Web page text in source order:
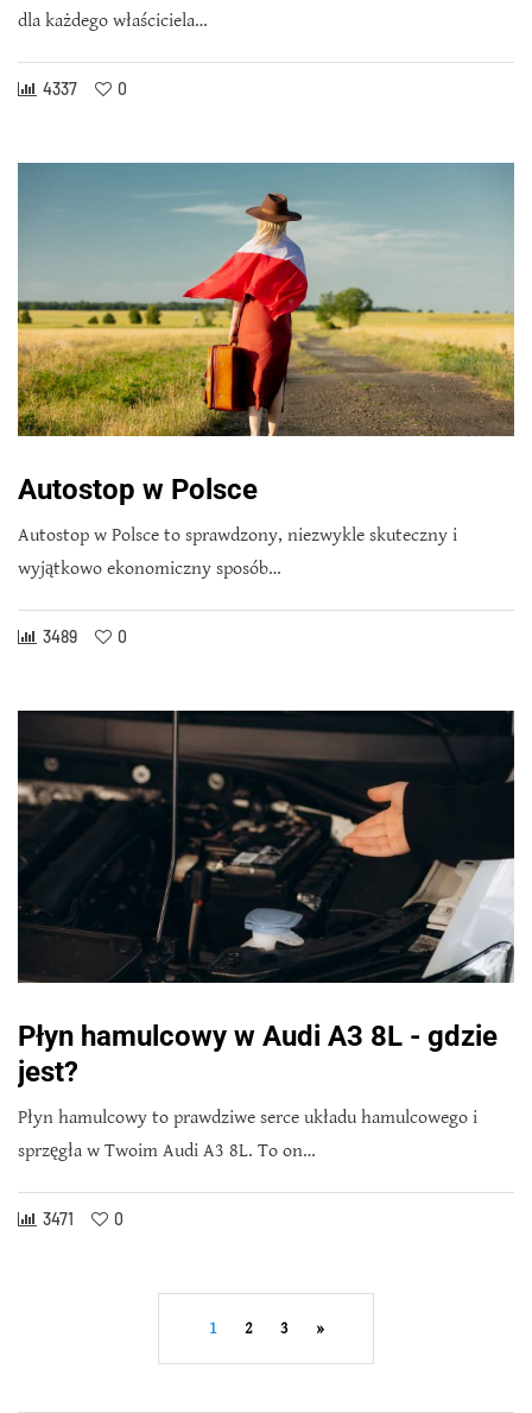
dla każdego właściciela…
4337 0
Autostop w Polsce
Autostop w Polsce to sprawdzony, niezwykle skuteczny i
wyjątkowo ekonomiczny sposób…
3489 0
Płyn hamulcowy w Audi A3 8L - gdzie
jest?
Płyn hamulcowy to prawdziwe serce układu hamulcowego i
sprzęgła w Twoim Audi A3 8L. To on…
3471 0
1 2 3 »